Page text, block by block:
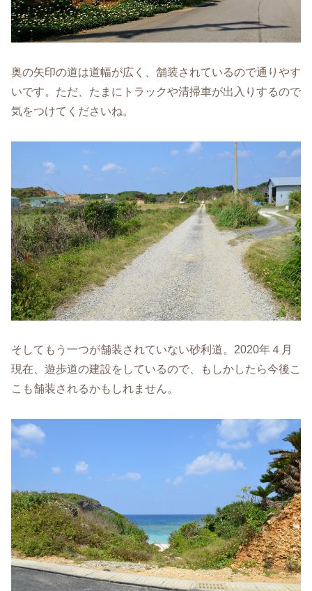
奥の矢印の道は道幅が広く、舗装されているので通りやす
いです。ただ、たまにトラックや清掃車が出入りするので
気をつけてくださいね。
そしてもう一つが舗装されていない砂利道。2020年４月
現在、遊歩道の建設をしているので、もしかしたら今後こ
こも舗装されるかもしれません。